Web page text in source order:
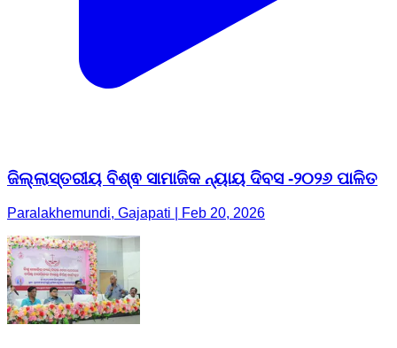
ଜିଲ୍ଲାସ୍ତରୀୟ ବିଶ୍ଵ ସାମାଜିକ ନ୍ୟାୟ ଦିବସ -୨୦୨୬ ପାଳିତ
Paralakhemundi, Gajapati | Feb 20, 2026